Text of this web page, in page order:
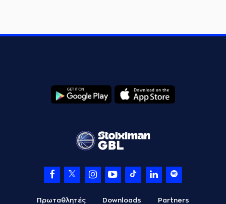
Πρωταθλητές Downloads Partners